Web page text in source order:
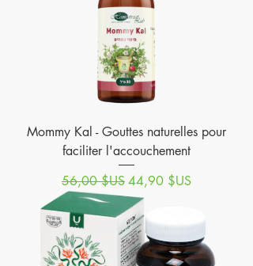
Mommy Kal - Gouttes naturelles pour
faciliter l'accouchement
Prix original
56,00 $USPrix promotionnel
44,90 $US